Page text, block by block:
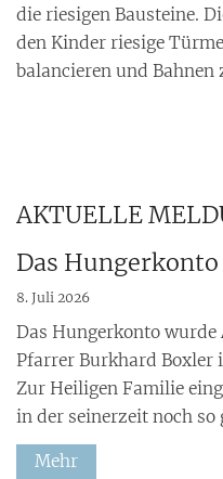
die riesigen Bausteine.
den Kinder riesige
balancieren und Bahnen
AKTUELLE
Das Hungerkonto
8. Juli 2026
Das Hungerkonto wurde
Pfarrer Burkhard Boxler
Zur Heiligen Familie
in der seinerzeit noch so
Mehr